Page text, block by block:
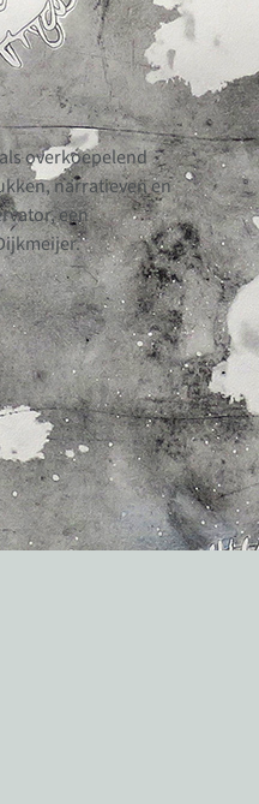
overkoepelend
narratieven en
een